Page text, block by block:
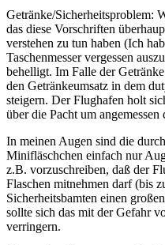
Getränke/Sicherheitsproblem:
das diese Vorschriften
verstehen zu tun haben (Ich
Taschenmesser vergessen
behelligt. Im Falle der
den Getränkeumsatz in dem
steigern. Der Flughafen holt
über die Pacht um
In meinen Augen sind die
Minifläschchen einfach nur
z.B. vorzuschreiben, daß der
Flaschen mitnehmen darf (bis
Sicherheitsbamten einen
sollte sich das mit der Gefahr
verringern.